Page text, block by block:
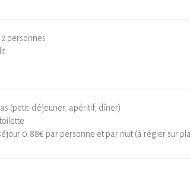
2 personnes
(petit-déjeuner, apéritif, dîner)
0.88€ par personne et par nuit (à régler sur